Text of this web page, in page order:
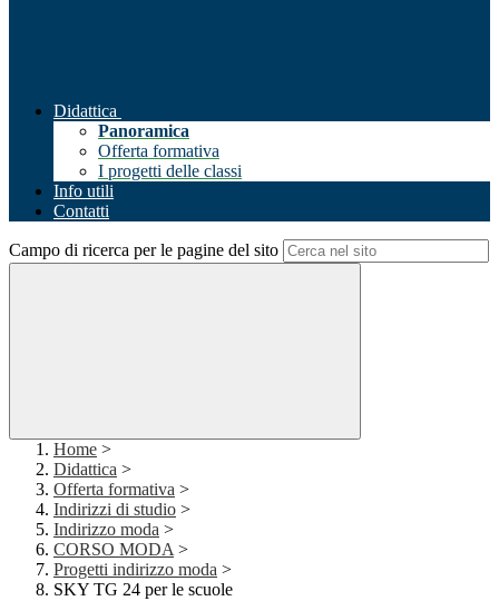
Didattica
Panoramica
Offerta formativa
I progetti delle classi
Info utili
Contatti
Campo di ricerca per le pagine del sito
Home >
Didattica >
Offerta formativa >
Indirizzi di studio >
Indirizzo moda >
CORSO MODA >
Progetti indirizzo moda >
SKY TG 24 per le scuole